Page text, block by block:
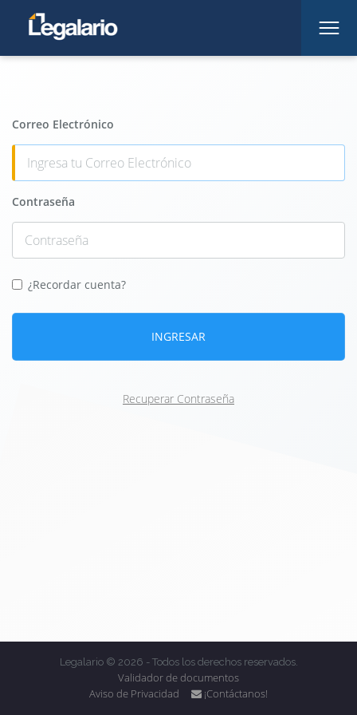
Correo Electrónico
Contraseña
¿Recordar cuenta?
INGRESAR
Recuperar Contraseña
Legalario © 2026 - Todos los derechos reservados.
Validador de documentos
Aviso de Privacidad
¡Contáctanos!